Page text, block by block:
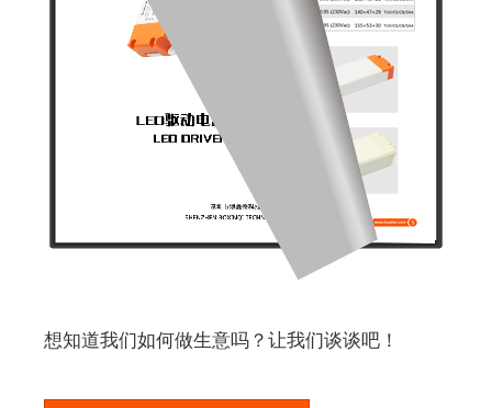
想知道我们如何做生意吗？让我们谈谈吧！